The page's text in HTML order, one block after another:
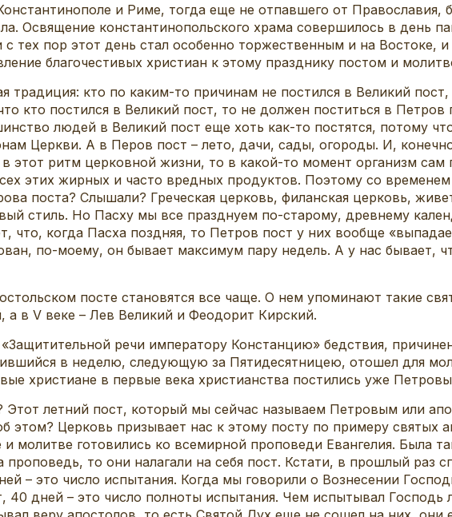
и Риме, тогда еще не отпавшего от
Освящение константинопольского храма совершилось в день
тех пор этот день стал особенно торжественным и на Востоке, и
благочестивых христиан к этому празднику постом и
традиция: кто по каким-то причинам не постился в Великий
кто постился в Великий пост, то не должен поститься в Петров
людей в Великий пост еще хоть как-то постятся, потому
Церкви. А в Перов пост – лето, дачи, сады, огороды. И,
этот ритм церковной жизни, то в какой-то момент организм сам
этих жирных и часто вредных продуктов. Поэтому со
поста? Слышали? Греческая церковь, филанская церковь,
стиль. Но Пасху мы все празднуем по-старому, древнему
что, когда Пасха поздняя, то Петров пост у них вообще
по-моему, он бывает максимум пару недель. А у нас бывает,
посте становятся все чаще. О нем упоминают такие
в V веке – Лев Великий и Феодорит Кирский.
речи императору Констанцию» бедствия,
в неделю, следующую за Пятидесятницею, отошел для
христиане в первые века христианства постились уже
Этот летний пост, который мы сейчас называем Петровым или
Церковь призывает нас к этому посту по примеру святых
молитве готовились ко всемирной проповеди Евангелия. Была
то они налагали на себя пост. Кстати, в прошлый раз
– это число испытания. Когда мы говорили о Вознесении
40 дней – это число полноты испытания. Чем испытывал Господь